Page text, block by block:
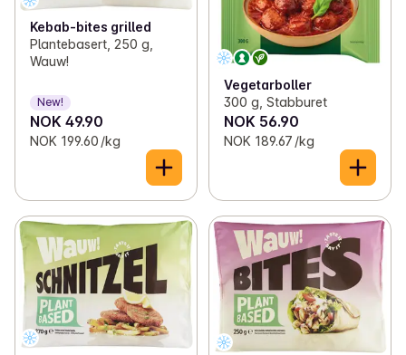
Kebab-bites grilled
Plantebasert, 250 g,
Wauw!
New!
NOK 49.90
NOK 199.60 /kg
Vegetarboller
300 g, Stabburet
NOK 56.90
NOK 189.67 /kg